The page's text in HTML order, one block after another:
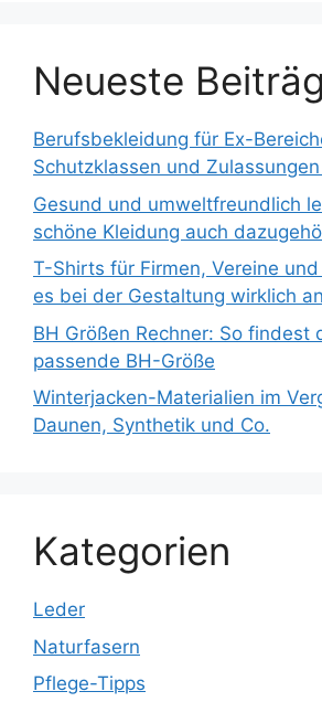
Neueste
Berufsbekleidung für Ex-
Schutzklassen und
Gesund und umweltfreundlich
schöne Kleidung auch
T-Shirts für Firmen, Vereine
es bei der Gestaltung wirklich
BH Größen Rechner: So findest
passende BH-Größe
Winterjacken-Materialien im
Daunen, Synthetik und Co.
Kategorien
Leder
Naturfasern
Pflege-Tipps